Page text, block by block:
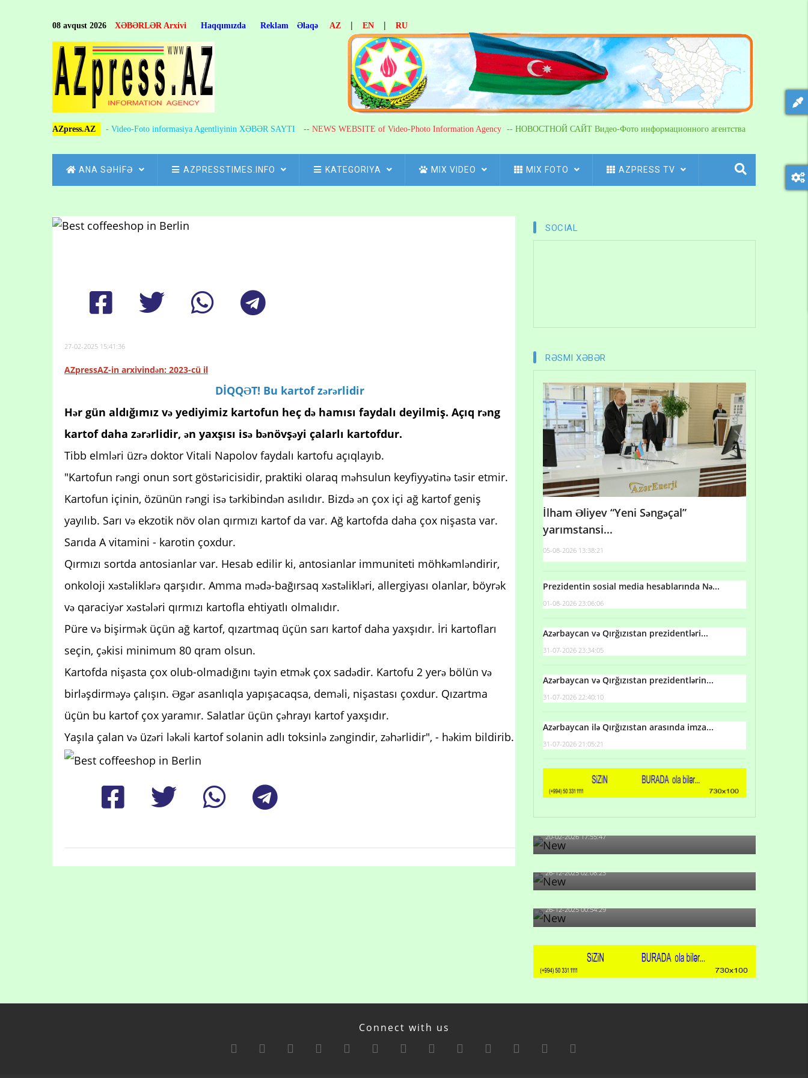
08 avqust 2026 XƏBƏRLƏR Arxivi Haqqımızda Reklam Əlaqə AZ | EN | RU
AZpress.AZ - Video-Foto informasiya Agentliyinin XƏBƏR SAYTI -- NEWS WEBSITE of Video-Photo Information Agency -- НОВОСТНОЙ САЙТ Видео-Фото информационного агентства
MAIN
NAVIGATION
ANA SƏHİFƏ AZPRESSTIMES.INFO KATEGORIYA MIX VIDEO MIX FOTO AZPRESS TV
Breadcrumb
27-02-2025 15:41:36
AZpressAZ-in arxivindən: 2023-cü il
DİQQƏT! Bu kartof zərərlidir
Hər gün aldığımız və yediyimiz kartofun heç də hamısı faydalı deyilmiş. Açıq rəng
kartof daha zərərlidir, ən yaxşısı isə bənövşəyi çalarlı kartofdur.
Tibb elmləri üzrə doktor Vitali Napolov faydalı kartofu açıqlayıb.
"Kartofun rəngi onun sort göstəricisidir, praktiki olaraq məhsulun keyfiyyətinə təsir etmir.
Kartofun içinin, özünün rəngi isə tərkibindən asılıdır. Bizdə ən çox içi ağ kartof geniş
yayılıb. Sarı və ekzotik növ olan qırmızı kartof da var. Ağ kartofda daha çox nişasta var.
Sarıda A vitamini - karotin çoxdur.
Qırmızı sortda antosianlar var. Hesab edilir ki, antosianlar immuniteti möhkəmləndirir,
onkoloji xəstəliklərə qarşıdır. Amma mədə-bağırsaq xəstəlikləri, allergiyası olanlar, böyrək
və qaraciyər xəstələri qırmızı kartofla ehtiyatlı olmalıdır.
Püre və bişirmək üçün ağ kartof, qızartmaq üçün sarı kartof daha yaxşıdır. İri kartofları
seçin, çəkisi minimum 80 qram olsun.
Kartofda nişasta çox olub-olmadığını təyin etmək çox sadədir. Kartofu 2 yerə bölün və
birləşdirməyə çalışın. Əgər asanlıqla yapışacaqsa, deməli, nişastası çoxdur. Qızartma
üçün bu kartof çox yaramır. Salatlar üçün çəhrayı kartof yaxşıdır.
Yaşıla çalan və üzəri ləkəli kartof solanin adlı toksinlə zəngindir, zəhərlidir", - həkim bildirib.
SOCIAL
RƏSMI XƏBƏR
İlham Əliyev “Yeni Səngəçal”
yarımstansi...
05-08-2026 13:38:21
Prezidentin sosial media hesablarında Nə...
01-08-2026 23:06:06
Azərbaycan və Qırğızıstan prezidentləri...
31-07-2026 23:34:05
Azərbaycan və Qırğızıstan prezidentlərin...
31-07-2026 22:40:10
Azərbaycan ilə Qırğızıstan arasında imza...
31-07-2026 21:05:21
artıb?
20-02-2026 17:55:47
Məni bura NAZİR GÖNDƏRİB - 1937-ci ildən
fəaliyyətdə olan və...
26-12-2025 02:08:23
-Ay qız, sən məhkəməni udmayacaqsan... Sən
bilirsən də, məni...
26-12-2025 00:54:29
Connect with us